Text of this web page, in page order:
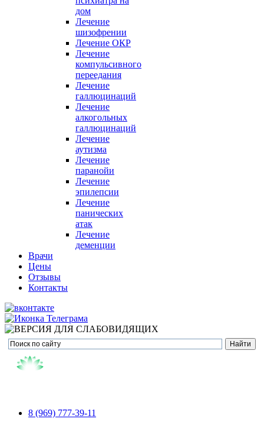
дом
Лечение
шизофрении
Лечение ОКР
Лечение
компульсивного
переедания
Лечение
галлюцинаций
Лечение
алкогольных
галлюцинаций
Лечение
аутизма
Лечение
паранойи
Лечение
эпилепсии
Лечение
панических
атак
Лечение
деменции
Врачи
Цены
Отзывы
Контакты
8 (969) 777-39-11